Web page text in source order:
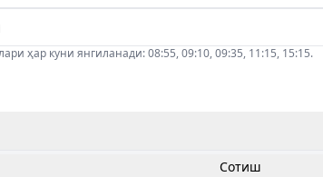
ҳар куни янгиланади: 08:55, 09:10, 09:35, 11:15, 15:15.
Сотиш